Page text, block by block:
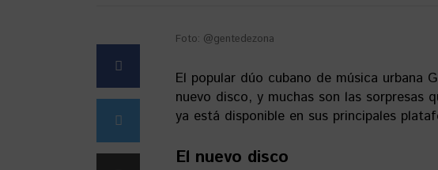
Foto: @gentedezona
El popular dúo cubano de música urbana
nuevo disco, y muchas son las sorpresas
ya está disponible en sus principales
El nuevo disco